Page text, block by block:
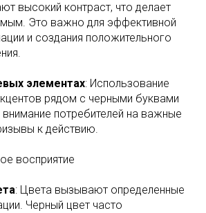
высокий контраст, что делает
Это важно для эффективной
и создания положительного
элементах: Использование
рядом с черными буквами
потребителей на важные
к действию.
восприятие
: Цвета вызывают определенные
Черный цвет часто